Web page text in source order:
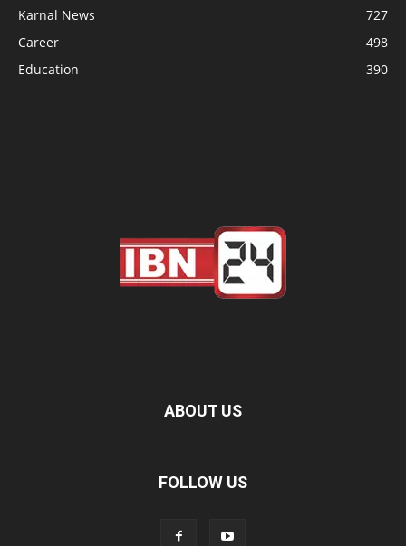
Karnal News
727
Career
498
Education
390
ABOUT US
FOLLOW US